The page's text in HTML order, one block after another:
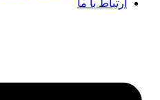
ارتباط با ما